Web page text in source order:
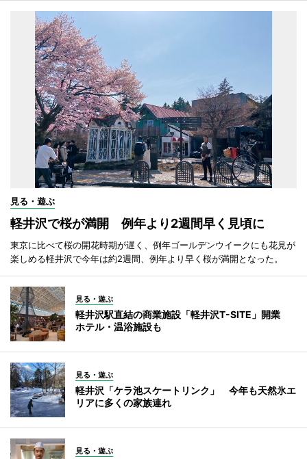
見る・遊ぶ
軽井沢で桜が満開 例年より2週間早く見頃に
東京に比べて桜の開花時期が遅く、例年ゴールデンウイークにも花見が
楽しめる軽井沢で今年は約2週間、例年より早く桜が満開となった。
見る・遊ぶ
軽井沢駅直結の商業施設「軽井沢T-SITE」開業
ホテル・温浴施設も
見る・遊ぶ
軽井沢「ケラ池スケートリンク」 今年も天然氷エ
リアに多くの家族連れ
見る・遊ぶ